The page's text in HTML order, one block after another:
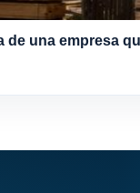
de una empresa